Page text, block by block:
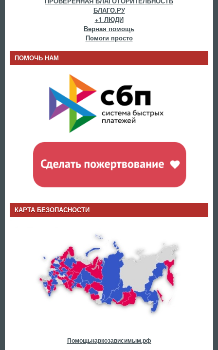
БЛАГО.РУ
+1 ЛЮДИ
Верная помощь
Помоги просто
ПОМОЧЬ НАМ
КАРТА БЕЗОПАСНОСТИ
Помощьнаркозависимым.рф